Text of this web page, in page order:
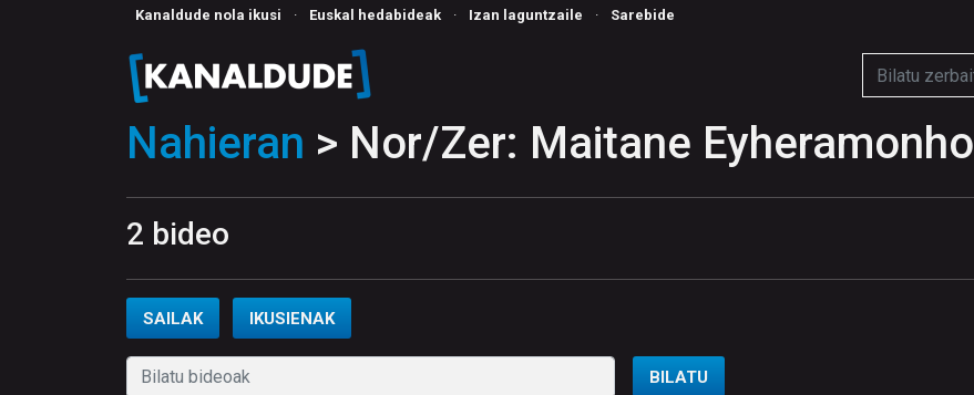
Kanaldude nola ikusi · Euskal hedabideak · Izan laguntzaile · Sarebide
Nahieran > Nor/Zer: Maitane Eyheramonho
2 bideo
SAILAK IKUSIENAK
BILATU